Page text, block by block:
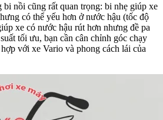
nồi cũng rất quan trọng: bi nhẹ giúp xe
có thể yếu hơn ở nước hậu (tốc độ
xe có nước hậu rút hơn nhưng đề pa
tối ưu, bạn cần cân chỉnh góc chạy
với xe Vario và phong cách lái của